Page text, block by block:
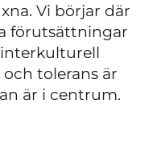
Vi börjar där
förutsättningar
interkulturell
tolerans är
är i centrum.